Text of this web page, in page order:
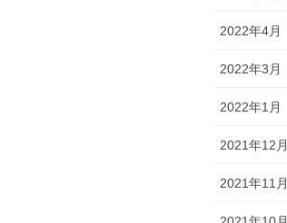
2022年4月
2022年3月
2022年1月
2021年12月
2021年11月